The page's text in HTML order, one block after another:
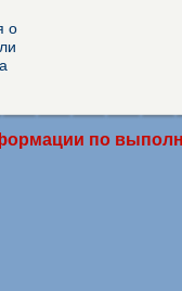
о
по